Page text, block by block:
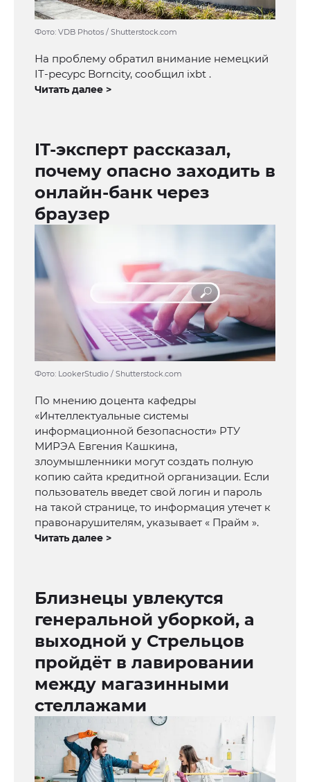
Фото: VDB Photos / Shutterstock.com
На проблему обратил внимание немецкий
IT-ресурс Borncity, сообщил ixbt .
Читать далее >
IT-эксперт рассказал,
почему опасно заходить в
онлайн-банк через
браузер
Фото: LookerStudio / Shutterstock.com
По мнению доцента кафедры
«Интеллектуальные системы
информационной безопасности» РТУ
МИРЭА Евгения Кашкина,
злоумышленники могут создать полную
копию сайта кредитной организации. Если
пользователь введет свой логин и пароль
на такой странице, то информация утечет к
правонарушителям, указывает « Прайм ».
Читать далее >
Близнецы увлекутся
генеральной уборкой, а
выходной у Стрельцов
пройдёт в лавировании
между магазинными
стеллажами